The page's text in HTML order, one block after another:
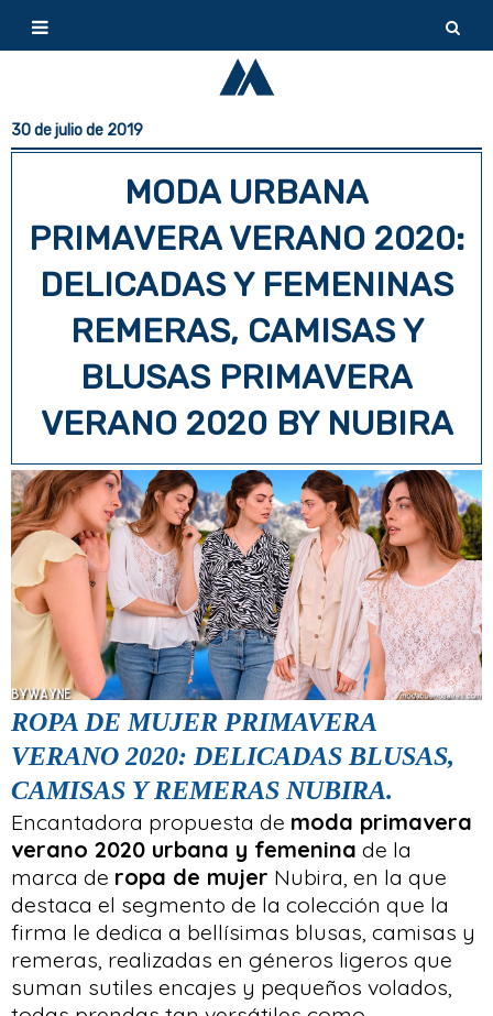
30 de julio de 2019
MODA URBANA
PRIMAVERA VERANO 2020:
DELICADAS Y FEMENINAS
REMERAS, CAMISAS Y
BLUSAS PRIMAVERA
VERANO 2020 BY NUBIRA
ROPA DE MUJER PRIMAVERA
VERANO 2020: DELICADAS BLUSAS,
CAMISAS Y REMERAS NUBIRA.
Encantadora propuesta de moda primavera
verano 2020 urbana y femenina de la
marca de ropa de mujer Nubira, en la que
destaca el segmento de la colección que la
firma le dedica a bellísimas blusas, camisas y
remeras, realizadas en géneros ligeros que
suman sutiles encajes y pequeños volados,